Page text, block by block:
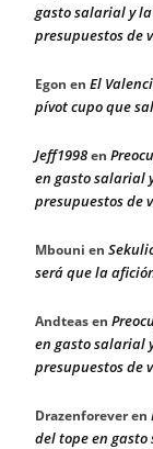
gasto salarial y
presupuestos de
Egon en El
pívot cupo que
Jeff1998en
en gasto salarial
presupuestos de
Mbouni en
será que la
Andteasen
en gasto salarial
presupuestos de
Drazenforeveren
del tope en